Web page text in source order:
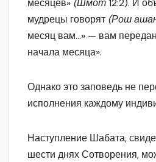
месяцев» (Шмот12:2). И
мудрецы говорят (Рош
месяц вам…» — вам
начала месяца».
Однако это заповедь не
исполнения каждому
Наступление Шабата,
шести днях Сотворения,